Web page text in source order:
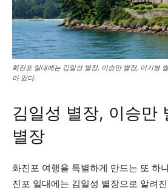
화진포 일대에는 김일성 별장, 이승만 별장, 이기붕
아 있다.
김일성 별장, 이승만
별장
화진포 여행을 특별하게 만드는 또 하
진포 일대에는 김일성 별장으로 알려